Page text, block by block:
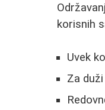
korisnih
Uvek
Za